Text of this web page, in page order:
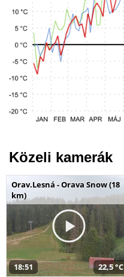
Közeli kamerák
Orav.Lesná - Orava Snow (18
km)
18:51 22,5 °C